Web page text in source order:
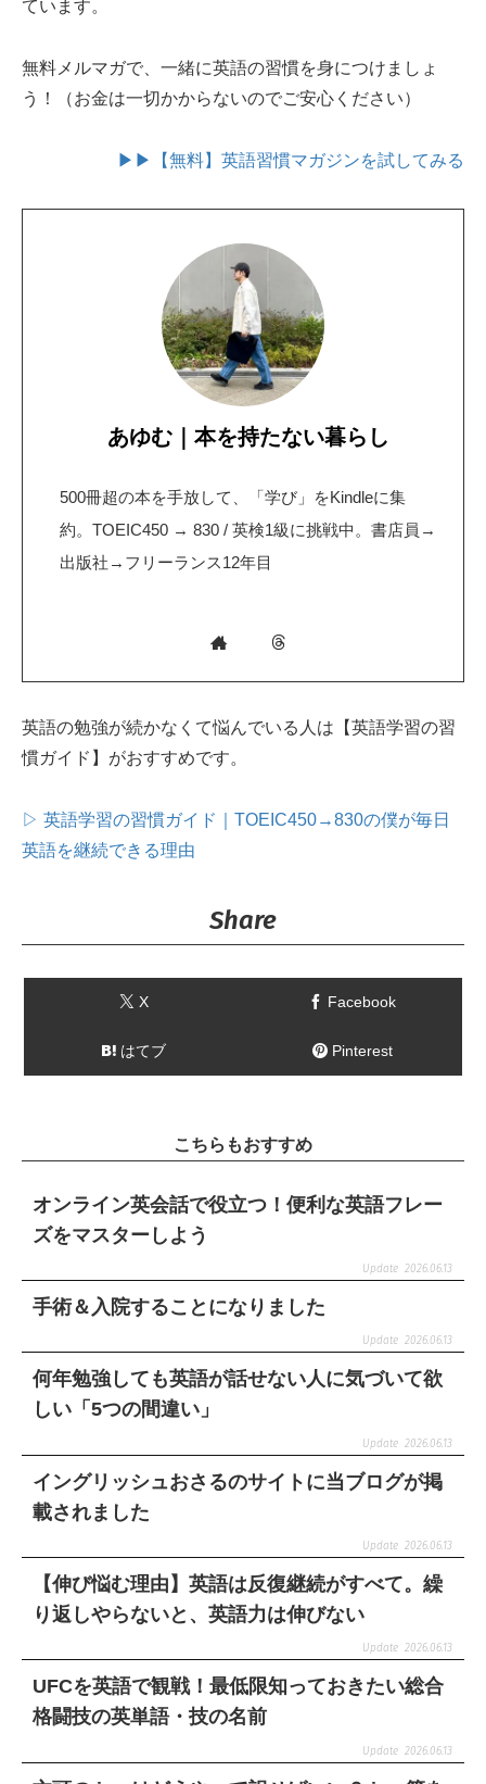
ています。
無料メルマガで、一緒に英語の習慣を身につけましょ
う！（お金は一切かからないのでご安心ください）
▶▶【無料】英語習慣マガジンを試してみる
あゆむ｜本を持たない暮らし
500冊超の本を手放して、「学び」をKindleに集
約。TOEIC450 → 830 / 英検1級に挑戦中。書店員→
出版社→フリーランス12年目
英語の勉強が続かなくて悩んでいる人は【英語学習の習
慣ガイド】がおすすめです。
▷ 英語学習の習慣ガイド｜TOEIC450→830の僕が毎日
英語を継続できる理由
Share
X Facebook
はてブ Pinterest
こちらもおすすめ
オンライン英会話で役立つ！便利な英語フレー
ズをマスターしよう
2026.06.13
手術＆入院することになりました
2026.06.13
何年勉強しても英語が話せない人に気づいて欲
しい「5つの間違い」
2026.06.13
イングリッシュおさるのサイトに当ブログが掲
載されました
2026.06.13
【伸び悩む理由】英語は反復継続がすべて。繰
り返しやらないと、英語力は伸びない
2026.06.13
UFCを英語で観戦！最低限知っておきたい総合
格闘技の英単語・技の名前
2026.06.13